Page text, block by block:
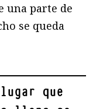
una parte de
se queda
que